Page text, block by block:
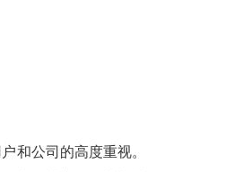
和公司的高度重视。